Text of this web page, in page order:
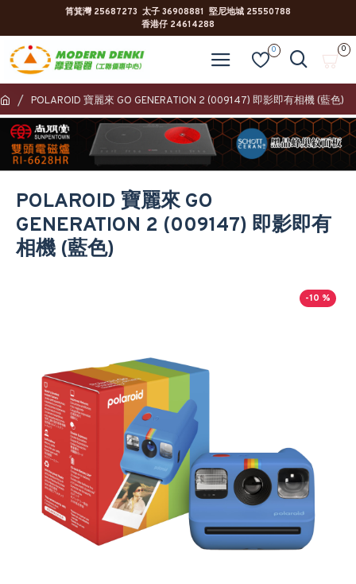
筲箕灣 25687273 太子 36908881 堅尼地城 25550788
香港仔 24614288
0 0
POLAROID 寶麗來 GO GENERATION 2 (009147) 即影即有相機 (藍色)
POLAROID 寶麗來 GO
GENERATION 2 (009147) 即影即有
相機 (藍色)
-10 %